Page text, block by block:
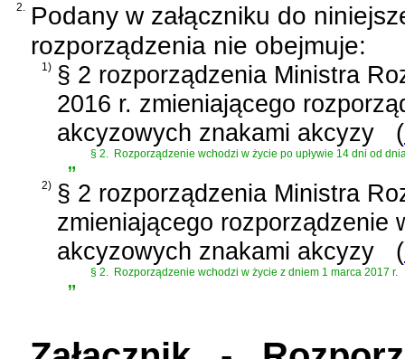
2. Podany w załączniku do
rozporządzenia nie obejmuje:
1) § 2 rozporządzenia Ministra
2016 r. zmieniającego
akcyzowych znakami akcyzy
(
„ § 2. Rozporządzenie wchodzi w życie po upływie 14 dni od
2) § 2 rozporządzenia Ministra
zmieniającego rozporządzenie
akcyzowych znakami akcyzy
(
„ § 2. Rozporządzenie wchodzi w życie z dniem 1 marca 2017 r.